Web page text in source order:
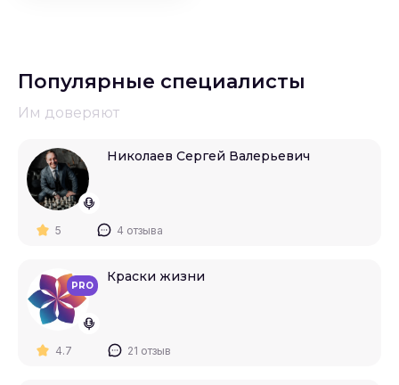
Популярные специалисты
Им доверяют
Николаев Сергей Валерьевич
5 4 отзыва
PRO
Краски жизни
4.7 21 отзыв